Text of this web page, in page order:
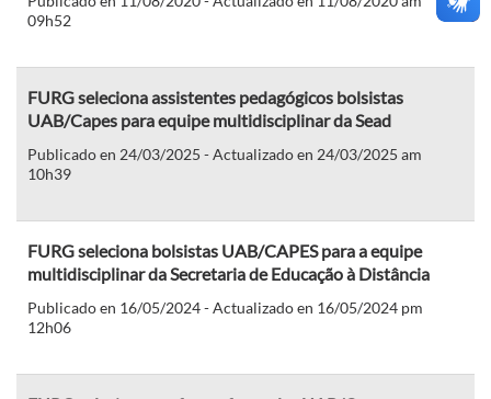
09h52
FURG seleciona assistentes pedagógicos bolsistas
UAB/Capes para equipe multidisciplinar da Sead
Publicado en 24/03/2025 - Actualizado en 24/03/2025 am
10h39
FURG seleciona bolsistas UAB/CAPES para a equipe
multidisciplinar da Secretaria de Educação à Distância
Publicado en 16/05/2024 - Actualizado en 16/05/2024 pm
12h06